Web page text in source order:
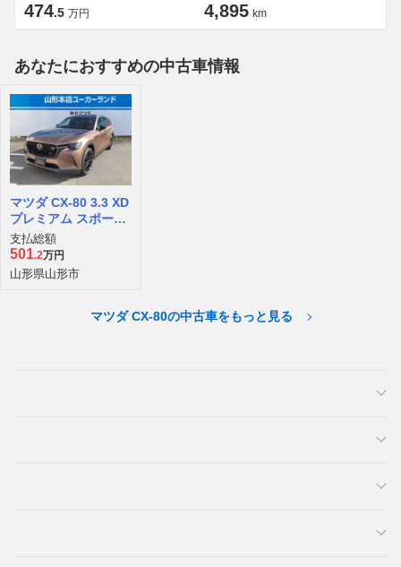
474.5 万円 4,895 km
あなたにおすすめの中古車情報
マツダ CX-80 3.3 XD
プレミアム スポーツ
ディーゼルターボ 4
WD
支払総額
501.2万円
山形県山形市
マツダ CX-80の中古車をもっと見る